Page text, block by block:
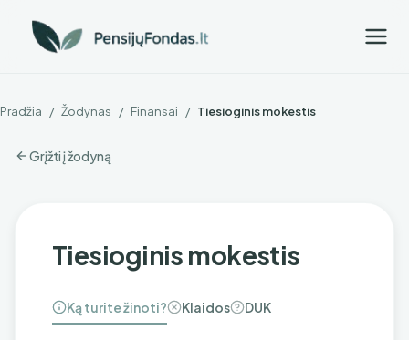
Pradžia / Žodynas / Finansai / Tiesioginis mokestis
Grįžti į žodyną
Tiesioginis mokestis
Ką turite žinoti? Klaidos DUK